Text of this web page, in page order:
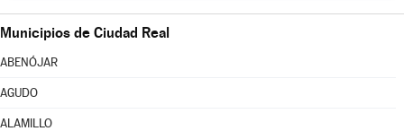
Municipios de Ciudad Real
ABENÓJAR
AGUDO
ALAMILLO